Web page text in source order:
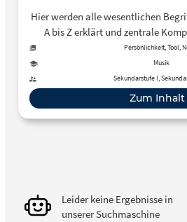
Hier werden alle wesentlichen
A bis Z erklärt und zentrale
Persönlichkeit, Tool,
Musik
Sekundarstufe I,
Zum Inhalt
Leider keine Ergebnisse in
unserer Suchmaschine